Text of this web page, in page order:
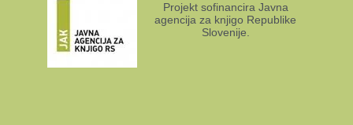
Projekt sofinancira Javna
agencija za knjigo Republike
Slovenije.